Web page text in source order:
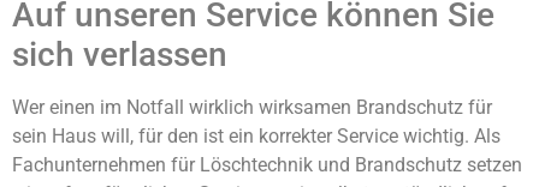
Auf unseren Service können Sie
sich verlassen
Wer einen im Notfall wirklich wirksamen Brandschutz für
sein Haus will, für den ist ein korrekter Service wichtig. Als
Fachunternehmen für Löschtechnik und Brandschutz setzen